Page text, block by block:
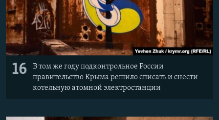
16
В том же году подконтрольное России
правительство Крыма решило списать и снести
котельную атомной электростанции